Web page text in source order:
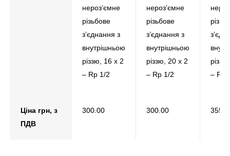
нероз’ємне
різьбове
з’єднання з
внутрішньою
різзю, 16 x 2
– Rp 1/2
нероз’ємне
різьбове
з’єднання з
внутрішньою
різзю, 20 x 2
– Rp 1/2
– Rp
Ціна грн, з
ПДВ
300.00 300.00